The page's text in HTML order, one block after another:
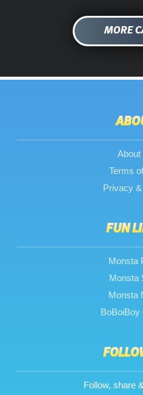
MORE
About
Terms
Privacy
FUN
Monsta
Monsta
Monsta
BoBoiBoy
Follow, share